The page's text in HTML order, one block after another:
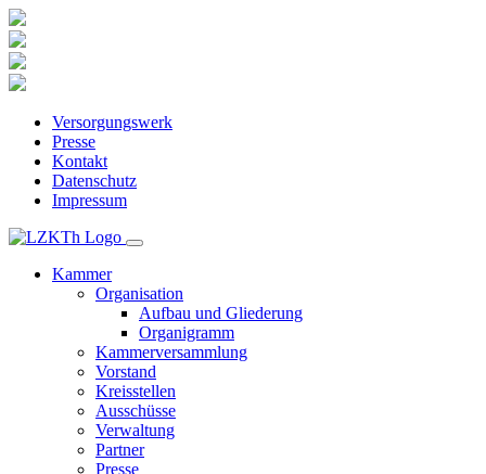
Versorgungswerk
Presse
Kontakt
Datenschutz
Impressum
Kammer
Organisation
Aufbau und Gliederung
Organigramm
Kammerversammlung
Vorstand
Kreisstellen
Ausschüsse
Verwaltung
Partner
Presse